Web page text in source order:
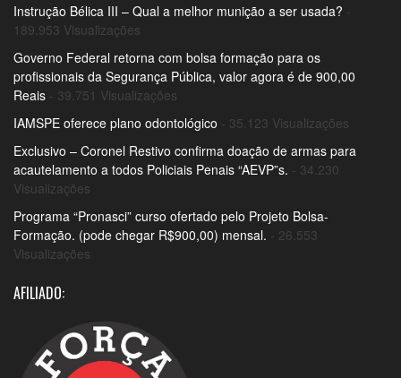
Instrução Bélica III – Qual a melhor munição a ser usada? -
189.953 Visualizações
Governo Federal retorna com bolsa formação para os
profissionais da Segurança Pública, valor agora é de 900,00
Reais - 39.751 Visualizações
IAMSPE oferece plano odontológico - 35.123 Visualizações
Exclusivo – Coronel Restivo confirma doação de armas para
acautelamento a todos Policiais Penais “AEVP”s. - 34.230
Visualizações
Programa “Pronasci” curso ofertado pelo Projeto Bolsa-
Formação. (pode chegar R$900,00) mensal. - 26.553
Visualizações
AFILIADO: